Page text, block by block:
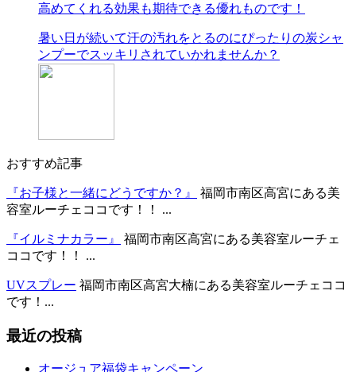
高めてくれる効果も期待できる優れものです！
暑い日が続いて汗の汚れをとるのにぴったりの炭シャ
ンプーでスッキリされていかれませんか？
おすすめ記事
『お子様と一緒にどうですか？』
福岡市南区高宮にある美
容室ルーチェココです！！ ...
『イルミナカラー』
福岡市南区高宮にある美容室ルーチェ
ココです！！ ...
UVスプレー 福岡市南区高宮大楠にある美容室ルーチェココ
です！...
最近の投稿
オージュア福袋キャンペーン